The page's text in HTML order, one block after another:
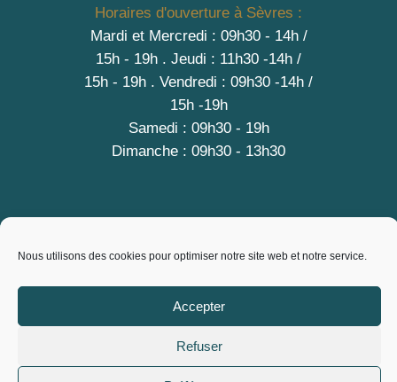
Nous utilisons des cookies pour optimiser notre site web et notre service.
Accepter
Refuser
Horaires d'ouverture à Sèvres :
Mardi et Mercredi : 09h30 - 14h /
15h - 19h . Jeudi : 11h30 -14h /
15h - 19h . Vendredi : 09h30 -14h /
15h -19h
Samedi : 09h30 - 19h
Dimanche : 09h30 - 13h30
A PROPOS
Mentions légales
Conditions générales de vente
Politique de cookies (EU)